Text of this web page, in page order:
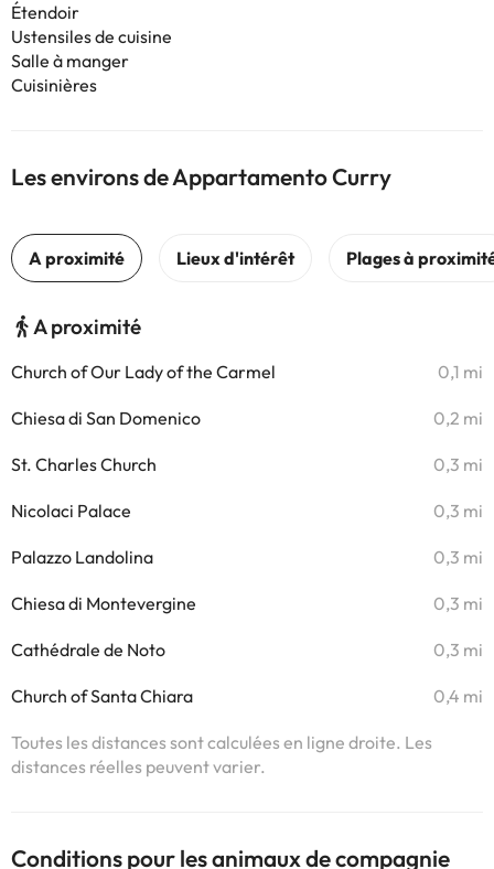
Étendoir
Ustensiles de cuisine
Salle à manger
Cuisinières
Les environs de Appartamento Curry
A proximité
Church of Our Lady of the Carmel 0,1 mi
Chiesa di San Domenico 0,2 mi
St. Charles Church 0,3 mi
Nicolaci Palace 0,3 mi
Palazzo Landolina 0,3 mi
Chiesa di Montevergine 0,3 mi
Cathédrale de Noto 0,3 mi
Church of Santa Chiara 0,4 mi
Toutes les distances sont calculées en ligne droite. Les
distances réelles peuvent varier.
Conditions pour les animaux de compagnie